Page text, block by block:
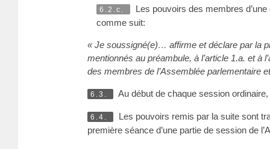
6.2.c.
Les pouvoirs des membres
comme suit:
« Je soussigné(e)… affirme et déclare par la
mentionnés au préambule, à l’article 1.a. et à
des membres de l’Assemblée parlementaire
6.3. Au début de chaque session
6.4.
Les pouvoirs remis par la suite sont
première séance d’une partie de session de